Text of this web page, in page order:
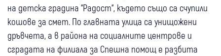
на детска градина “Радост“, където също са счупили
кошове за смет. По главната улица са унищожени
дръвчета, а в района на социалните центрове и
сградата на филиала за Спешна помощ е разбита